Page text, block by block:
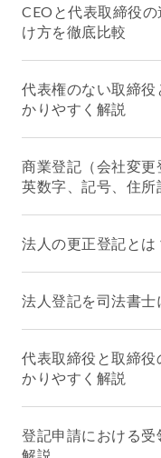
CEOと代表取締役
け方を徹底比較
代表権のない取締
かりやすく解説
商業登記（会社変
英数字、記号、住
法人の更正登記とは
法人登記を司法書
代表取締役と取締
かりやすく解説
登記申請における